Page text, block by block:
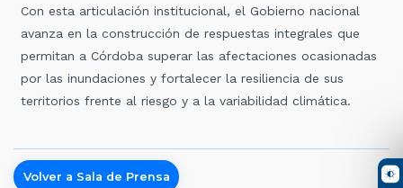
Con esta articulación institucional, el Gobierno nacional
avanza en la construcción de respuestas integrales que
permitan a Córdoba superar las afectaciones ocasionadas
por las inundaciones y fortalecer la resiliencia de sus
territorios frente al riesgo y a la variabilidad climática.
Volver a Sala de Prensa